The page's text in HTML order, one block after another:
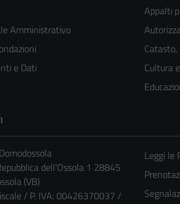
Amministrativo
e Dati
Appalti
Catasto,
Cultura
dell'Ossola 1 28845
(VB)
/ P. IVA: 00426370037 /
Leggi le